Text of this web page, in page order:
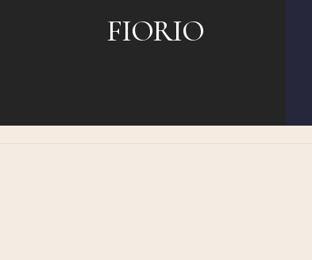
FIORIO